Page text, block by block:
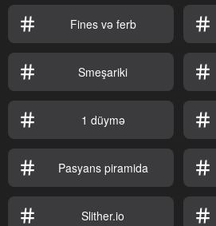
Fines və ferb
Smeşariki
1 düymə
Pasyans piramida
Slither.io